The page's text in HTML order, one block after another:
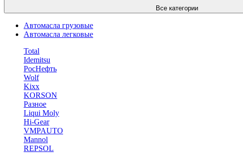
Все категории
Автомасла грузовые
Автомасла легковые
Total
Idemitsu
РосНефть
Wolf
Kixx
KORSON
Разное
Liqui Moly
Hi-Gear
VMPAUTO
Mannol
REPSOL